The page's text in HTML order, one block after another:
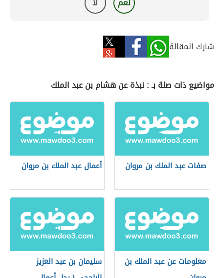
شارك المقالة
مواضيع ذات صلة بـ : نبذة عن هشام بن عبد الملك
صفات عبد الملك بن مروان أعمال عبد الملك بن مروان
معلومات عن عبد الملك بن
سليمان بن عبد العزيز